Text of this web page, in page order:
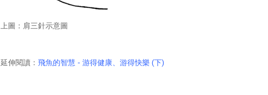
上圖：肩三針示意圖
延伸閱讀： 飛魚的智慧 - 游得健康、游得快樂 (下)